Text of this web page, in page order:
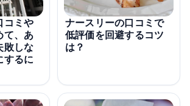
コミや
て、あ
敗しな
するに
ナースリーの口コミで
低評価を回避するコツ
は？